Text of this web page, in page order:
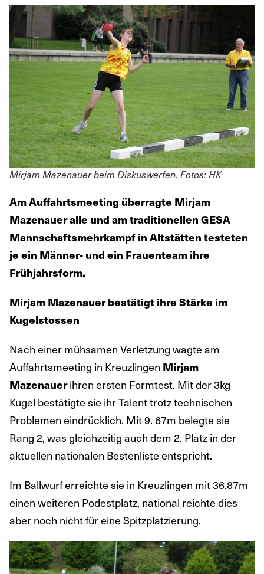
Mirjam Mazenauer beim Diskuswerfen. Fotos: HK
Am Auffahrtsmeeting überragte Mirjam
Mazenauer alle und am traditionellen GESA
Mannschaftsmehrkampf in Altstätten testeten
je ein Männer- und ein Frauenteam ihre
Frühjahrsform.
Mirjam Mazenauer bestätigt ihre Stärke im
Kugelstossen
Nach einer mühsamen Verletzung wagte am
Auffahrtsmeeting in Kreuzlingen Mirjam
Mazenauerihren ersten Formtest. Mit der 3kg
Kugel bestätigte sie ihr Talent trotz technischen
Problemen eindrücklich. Mit 9. 67m belegte sie
Rang 2, was gleichzeitig auch dem 2. Platz in der
aktuellen nationalen Bestenliste entspricht.
Im Ballwurf erreichte sie in Kreuzlingen mit 36.87m
einen weiteren Podestplatz, national reichte dies
aber noch nicht für eine Spitzplatzierung.